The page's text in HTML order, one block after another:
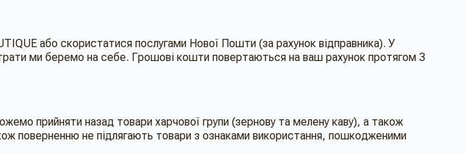
або скористатися послугами Нової Пошти (за рахунок відправника). У
ми беремо на себе. Грошові кошти повертаються на ваш рахунок протягом 3
прийняти назад товари харчової групи (зернову та мелену каву), а також
поверненню не підлягають товари з ознаками використання, пошкодженими